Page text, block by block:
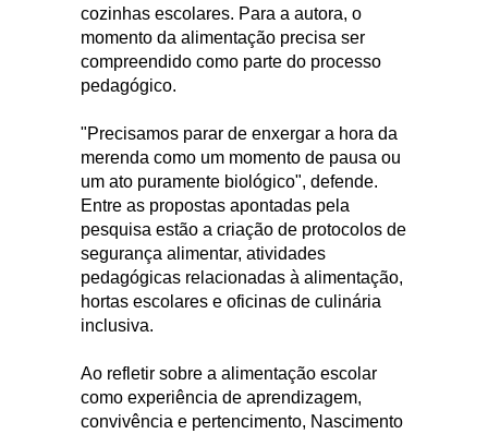
cozinhas escolares. Para a autora, o
momento da alimentação precisa ser
compreendido como parte do processo
pedagógico.
"Precisamos parar de enxergar a hora da
merenda como um momento de pausa ou
um ato puramente biológico", defende.
Entre as propostas apontadas pela
pesquisa estão a criação de protocolos de
segurança alimentar, atividades
pedagógicas relacionadas à alimentação,
hortas escolares e oficinas de culinária
inclusiva.
Ao refletir sobre a alimentação escolar
como experiência de aprendizagem,
convivência e pertencimento, Nascimento